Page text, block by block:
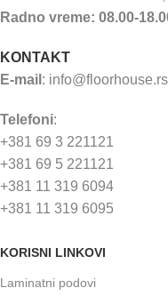
Radno vreme: 08.00-
KONTAKT
E-mail : info@floorhouse.rs
Telefoni:
+381 69 3 221121
+381 69 5 221121
+381 11 319 6094
+381 11 319 6095
KORISNI LINKOVI
Laminatni podovi